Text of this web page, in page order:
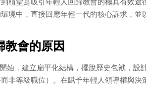
境中，直接回應年輕一代的核心訴求，並
教會的原因
始，建立扁平化結構，擺脫歷史包袱，設
非等級職位）。在賦予年輕人領導權與決